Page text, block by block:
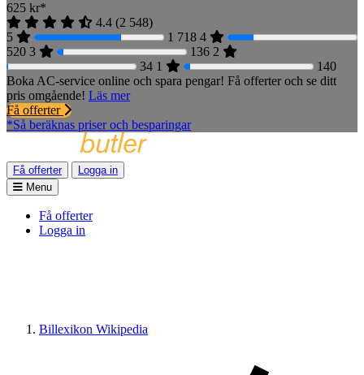
625 kr*
4.4 (2 548)
5
1 718 4
520 3 136 2
34 1
140
Boka AC-service online och spara pengar! Få offerter och se ditt
pris omgående! Läs mer
Få offerter
*Så beräknas priser och besparingar
Få offerter
Logga in
Menu
Få offerter
Logga in
Billexikon Wikipedia